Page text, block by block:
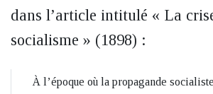
dans l’article intitulé « La
socialisme » (1898) :
À l’époque où la propagande